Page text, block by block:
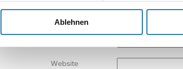
Ablehnen
Name*
E-Mail-Adresse*
Website